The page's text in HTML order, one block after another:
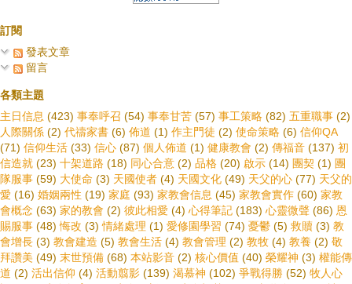
訂閱
發表文章
留言
各類主題
主日信息 (423) 事奉呼召 (54) 事奉甘苦 (57) 事工策略 (82) 五重職事 (2)
人際關係 (2) 代禱家書 (6) 佈道 (1) 作主門徒 (2) 使命策略 (6) 信仰QA
(71) 信仰生活 (33) 信心 (87) 個人佈道 (1) 健康教會 (2) 傳福音 (137) 初
信造就 (23) 十架道路 (18) 同心合意 (2) 品格 (20) 啟示 (14) 團契 (1) 團
隊服事 (59) 大使命 (3) 天國使者 (4) 天國文化 (49) 天父的心 (77) 天父的
愛 (16) 婚姻兩性 (19) 家庭 (93) 家教會信息 (45) 家教會實作 (60) 家教
會概念 (63) 家的教會 (2) 彼此相愛 (4) 心得筆記 (183) 心靈微聲 (86) 恩
賜服事 (48) 悔改 (3) 情緒處理 (1) 愛修園學習 (74) 憂鬱 (5) 救贖 (3) 教
會增長 (3) 教會建造 (5) 教會生活 (4) 教會管理 (2) 教牧 (4) 教養 (2) 敬
拜讚美 (49) 末世預備 (68) 本站影音 (2) 核心價值 (40) 榮耀神 (3) 權能傳
道 (2) 活出信仰 (4) 活動翦影 (139) 渴慕神 (102) 爭戰得勝 (52) 牧人心